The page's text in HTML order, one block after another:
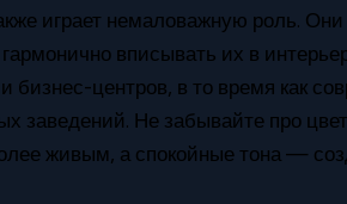
играет немаловажную роль.
вписывать их в
бизнес-центров, в то время как
заведений. Не забывайте про
живым, а спокойные тона —